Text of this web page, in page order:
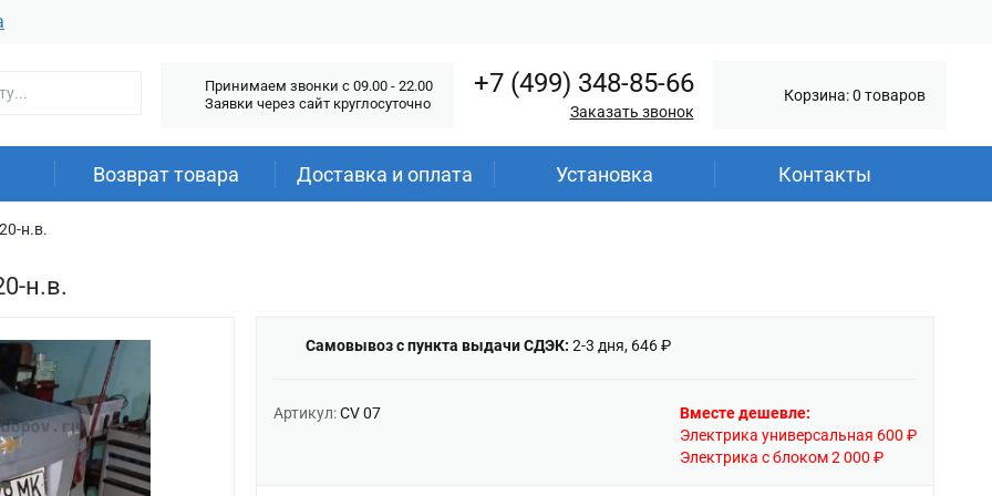
Принимаем звонки c 09.00 - 22.00
Заявки через сайт круглосуточно
+7 (499) 348-85-66
Заказать звонок
Корзина: 0 товаров
Возврат товара Доставка и оплата Установка Контакты
н.в.
н.в.
Самовывоз с пункта выдачи СДЭК: 2-3 дня, 646 ₽
Артикул:CV 07
Вместе дешевле:
Электрика универсальная 600 ₽
Электрика с блоком 2 000 ₽